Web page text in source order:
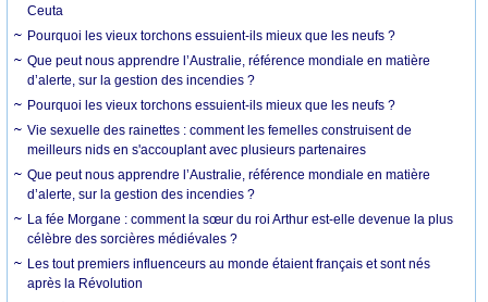
Ceuta
Pourquoi les vieux torchons essuient-ils mieux que les neufs ?
Que peut nous apprendre l’Australie, référence mondiale en matière
d’alerte, sur la gestion des incendies ?
Pourquoi les vieux torchons essuient-ils mieux que les neufs ?
Vie sexuelle des rainettes : comment les femelles construisent de
meilleurs nids en s'accouplant avec plusieurs partenaires
Que peut nous apprendre l’Australie, référence mondiale en matière
d’alerte, sur la gestion des incendies ?
La fée Morgane : comment la sœur du roi Arthur est-elle devenue la plus
célèbre des sorcières médiévales ?
Les tout premiers influenceurs au monde étaient français et sont nés
après la Révolution